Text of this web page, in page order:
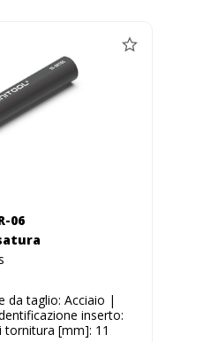
06
da taglio: Acciaio |
inserto:
[mm]: 11